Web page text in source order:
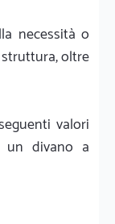
necessità o
oltre
valori
un divano a